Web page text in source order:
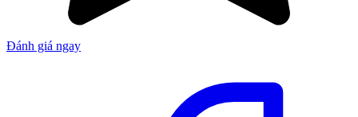
Đánh giá ngay